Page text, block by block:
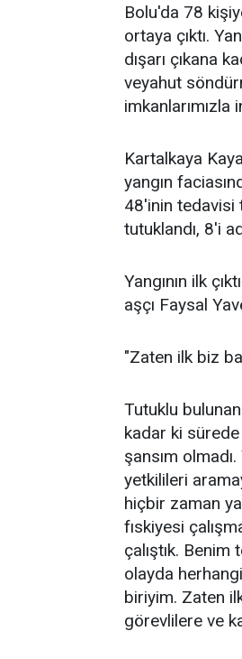
Bolu'da 78
ortaya çıktı.
dışarı çıkana
veyahut
imkanlarımızla
Kartalkaya
yangın
48'inin tedavisi
tutuklandı, 8'i
Yangının ilk
aşçı Faysal
"Zaten ilk biz
Tutuklu
kadar ki
şansım
yetkilileri
hiçbir zaman
fıskiyesi
çalıştık.
olayda
biriyim. Zaten
görevlilere ve